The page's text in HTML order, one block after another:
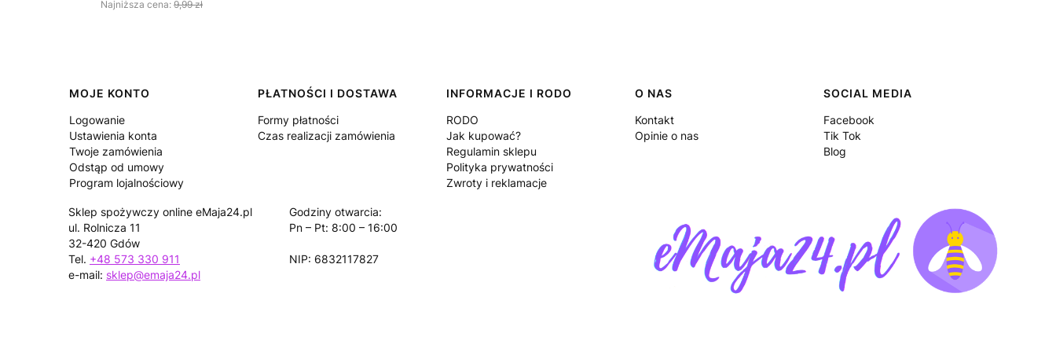
Najniższa cena: 9,99 zł
Linki w stopce
MOJE KONTO
Logowanie
Ustawienia konta
Twoje zamówienia
Odstąp od umowy
Program lojalnościowy
PŁATNOŚCI I DOSTAWA
Formy płatności
Czas realizacji zamówienia
INFORMACJE I RODO
RODO
Jak kupować?
Regulamin sklepu
Polityka prywatności
Zwroty i reklamacje
O NAS
Kontakt
Opinie o nas
SOCIAL MEDIA
Facebook
Tik Tok
Blog
Sklep spożywczy online eMaja24.pl
ul. Rolnicza 11
32-420 Gdów
Tel. +48 573 330 911
e-mail: sklep@emaja24.pl
Godziny otwarcia:
Pn – Pt: 8:00 – 16:00
NIP: 6832117827